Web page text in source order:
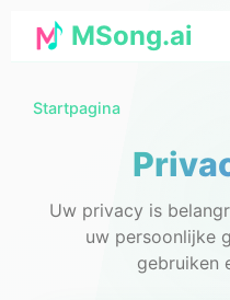
MSong.ai
Startpagina
Uw privacy is
uw persoonlijke
gebruiken